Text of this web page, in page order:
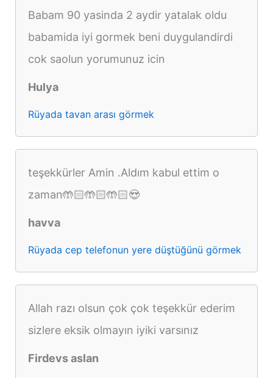
Babam 90 yasinda 2 aydir yatalak oldu
babamida iyi gormek beni duygulandirdi
cok saolun yorumunuz icin
Hulya
Rüyada tavan arası görmek
teşekkürler Amin .Aldım kabul ettim o
zaman🤲🏻🤲🏻🤲🏻😍
havva
Rüyada cep telefonun yere düştüğünü görmek
Allah razı olsun çok çok teşekkür ederim
sizlere eksik olmayın iyiki varsınız
Firdevs aslan